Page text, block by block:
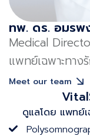
ทพ. ดร. อมรพ
Medical
แพทย์เฉพาะทาง
Meet our team
ดูแลโดย แพทย์